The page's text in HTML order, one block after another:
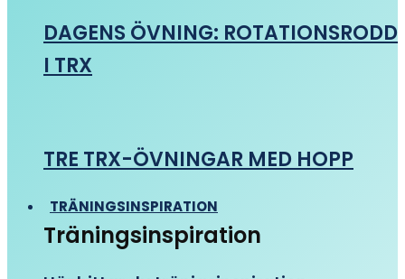
DAGENS ÖVNING: ROTATIONSRODD
I TRX
TRE TRX-ÖVNINGAR MED HOPP
TRÄNINGSINSPIRATION
Träningsinspiration